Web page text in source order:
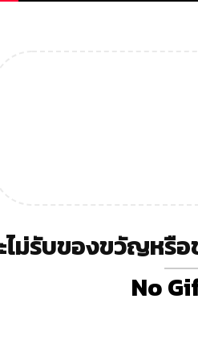
ไม่รับของขวัญหรื
No